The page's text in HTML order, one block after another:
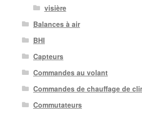
visière
Balances à air
BHI
Capteurs
Commandes au volant
Commandes de chauffage de
Commutateurs